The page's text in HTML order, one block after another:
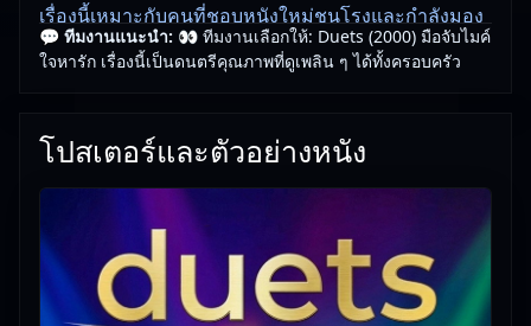
เรื่องนี้เหมาะกับคนที่ชอบหนังใหม่ชนโรงและกำลังมอง
หาหนังดูสบาย ๆ
เพลิน เหมาะกับวันพักผ่อน
🎥
09/06/2026 |
เกี่ยวกับเรา
💬 ทีมงานแนะนำ: 👀 ทีมงานเลือกให้: Duets (2000) มือจับไมค์
ใจหารัก เรื่องนี้เป็นดนตรีคุณภาพที่ดูเพลิน ๆ ได้ทั้งครอบครัว
โปสเตอร์และตัวอย่างหนัง